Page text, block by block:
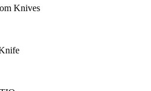
Knives